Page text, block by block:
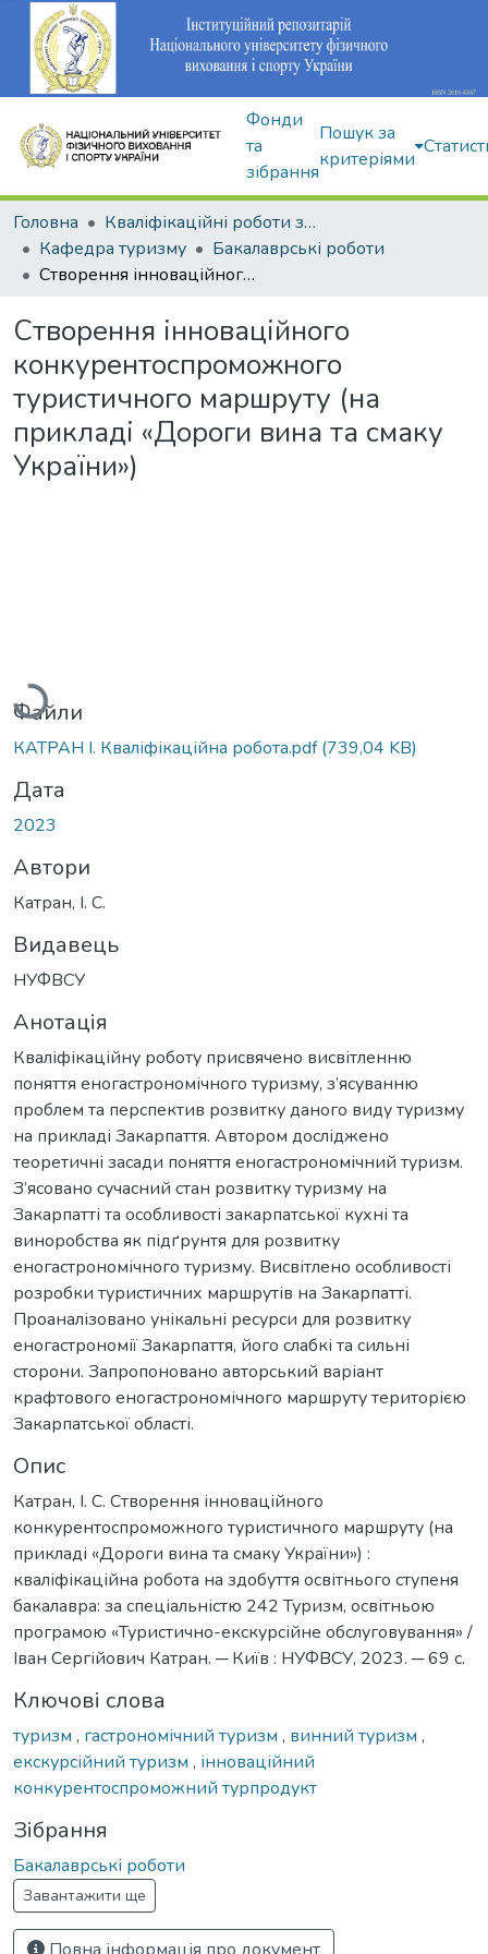
Фонди
та
зібрання
Пошук за
критеріями
Головна
Кваліфікаційні роботи здобувачів вищої освіти
Кафедра туризму
Бакалаврські роботи
Створення інноваційного конкурентоспроможного туристичного маршруту (на прикладі «Дороги вина та смаку України»)
Створення інноваційного
конкурентоспроможного
туристичного маршруту (на
прикладі «Дороги вина та смаку
України»)
Вантажиться...
Файли
КАТРАН І. Кваліфікаційна робота.pdf(739,04 KB)
Дата
2023
Автори
Катран, І. С.
Видавець
НУФВСУ
Анотація
Кваліфікаційну роботу присвячено висвітленню
поняття еногастрономічного туризму, з’ясуванню
проблем та перспектив розвитку даного виду туризму
на прикладі Закарпаття. Автором досліджено
теоретичні засади поняття еногастрономічний туризм.
З’ясовано сучасний стан розвитку туризму на
Закарпатті та особливості закарпатської кухні та
виноробства як підґрунтя для розвитку
еногастрономічного туризму. Висвітлено особливості
розробки туристичних маршрутів на Закарпатті.
Проаналізовано унікальні ресурси для розвитку
еногастрономії Закарпаття, його слабкі та сильні
сторони. Запропоновано авторський варіант
крафтового еногастрономічного маршруту територією
Закарпатської області.
Опис
Катран, І. С. Створення інноваційного
конкурентоспроможного туристичного маршруту (на
прикладі «Дороги вина та смаку України») :
кваліфікаційна робота на здобуття освітнього ступеня
бакалавра: за спеціальністю 242 Туризм, освітньою
програмою «Туристично-екскурсійне обслуговування» /
Іван Сергійович Катран. ─ Київ : НУФВСУ, 2023. ─ 69 с.
Ключові слова
туризм , гастрономічний туризм , винний туризм ,
екскурсійний туризм , інноваційний
конкурентоспроможний турпродукт
Зібрання
Бакалаврські роботи
Завантажити ще